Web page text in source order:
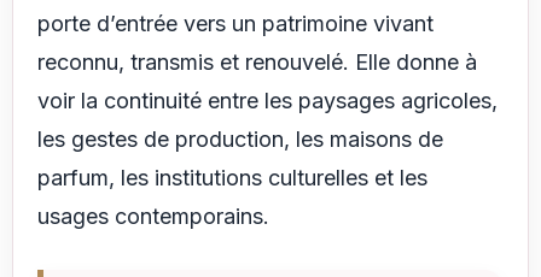
porte d’entrée vers un patrimoine vivant
reconnu, transmis et renouvelé. Elle donne à
voir la continuité entre les paysages agricoles,
les gestes de production, les maisons de
parfum, les institutions culturelles et les
usages contemporains.